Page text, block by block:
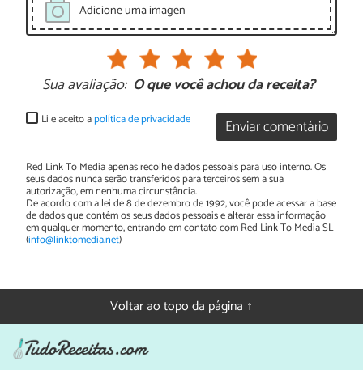
Adicione uma imagen
Sua avaliação: O que você achou da receita?
Enviar comentário
Li e aceito apolítica de privacidade
Red Link To Media apenas recolhe dados pessoais para uso interno. Os
seus dados nunca serão transferidos para terceiros sem a sua
autorização, em nenhuma circunstância.
De acordo com a lei de 8 de dezembro de 1992, você pode acessar a base
de dados que contém os seus dados pessoais e alterar essa informação
em qualquer momento, entrando em contato com Red Link To Media SL
(info@linktomedia.net)
Voltar ao topo da página ↑